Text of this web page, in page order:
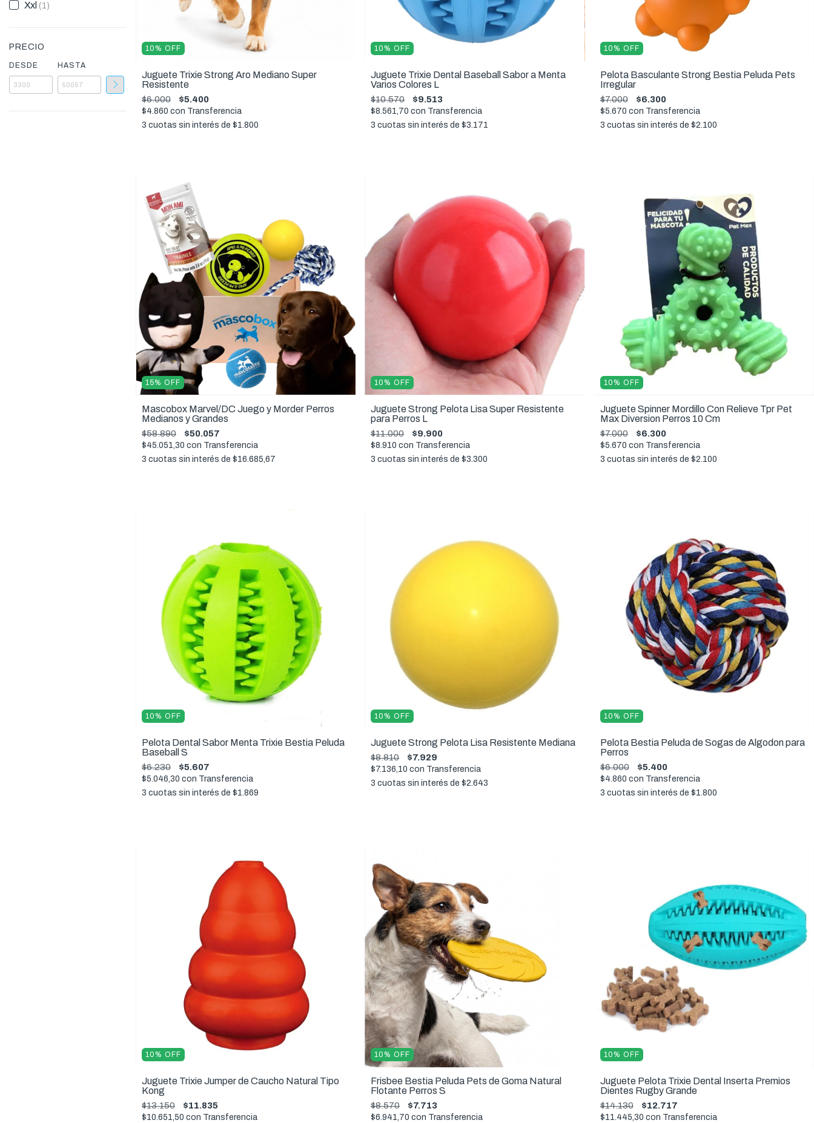
Xxl (1)
PRECIO
DESDE HASTA
10% OFF
Juguete Trixie Strong Aro Mediano Super
Resistente
$6.000 $5.400
$4.860 con Transferencia
3 cuotas sin interés de $1.800
10%OFF
Juguete Trixie Dental Baseball Sabor a Menta
Varios Colores L
$10.570 $9.513
$8.561,70con Transferencia
3 cuotas sin interés de$3.171
10% OFF
Pelota Basculante Strong Bestia Peluda Pets
Irregular
$7.000 $6.300
$5.670 con Transferencia
3 cuotas sin interés de $2.100
15% OFF
Mascobox Marvel/DC Juego y Morder Perros
Medianos y Grandes
$58.890 $50.057
$45.051,30 con Transferencia
3 cuotas sin interés de $16.685,67
10%OFF
Juguete Strong Pelota Lisa Super Resistente
para Perros L
$11.000 $9.900
$8.910con Transferencia
3 cuotas sin interés de$3.300
10% OFF
Juguete Spinner Mordillo Con Relieve Tpr Pet
Max Diversion Perros 10 Cm
$7.000 $6.300
$5.670 con Transferencia
3 cuotas sin interés de $2.100
10% OFF
Pelota Dental Sabor Menta Trixie Bestia Peluda
Baseball S
$6.230 $5.607
$5.046,30 con Transferencia
3 cuotas sin interés de $1.869
10%OFF
Juguete Strong Pelota Lisa Resistente Mediana
$8.810 $7.929
$7.136,10con Transferencia
3 cuotas sin interés de$2.643
10% OFF
Pelota Bestia Peluda de Sogas de Algodon para
Perros
$6.000 $5.400
$4.860 con Transferencia
3 cuotas sin interés de $1.800
10% OFF
Juguete Trixie Jumper de Caucho Natural Tipo
Kong
$13.150 $11.835
$10.651,50 con Transferencia
10%OFF
Frisbee Bestia Peluda Pets de Goma Natural
Flotante Perros S
$8.570 $7.713
$6.941,70con Transferencia
10% OFF
Juguete Pelota Trixie Dental Inserta Premios
Dientes Rugby Grande
$14.130 $12.717
$11.445,30 con Transferencia